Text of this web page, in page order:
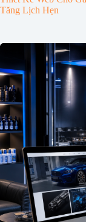
Tăng Lịch Hẹn